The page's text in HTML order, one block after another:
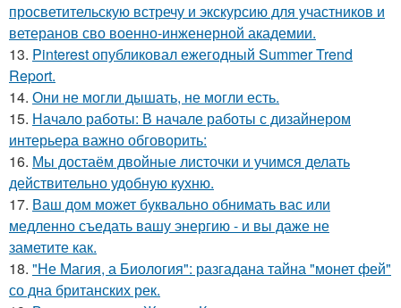
просветительскую встречу и экскурсию для участников и
ветеранов сво военно-инженерной академии.
13. Pinterest опубликовал ежегодный Summer Trend
Report.
14. Они не могли дышать, не могли есть.
15. Начало работы: В начале работы с дизайнером
интерьера важно обговорить:
16. Мы достаём двойные листочки и учимся делать
действительно удобную кухню.
17. Ваш дом может буквально обнимать вас или
медленно съедать вашу энергию - и вы даже не
заметите как.
18. "Не Магия, а Биология": разгадана тайна "монет фей"
со дна британских рек.